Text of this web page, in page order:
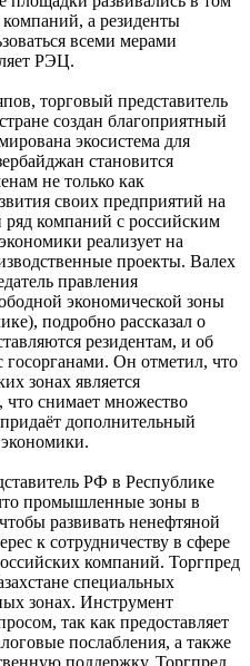
а резиденты
всеми мерами
РЭЦ.
торговый представитель
создан благоприятный
экосистема для
становится
не только как
своих предприятий на
компаний с российским
реализует на
проекты. Валех
правления
экономической зоны
подробно рассказал о
резидентам, и об
госорганами. Он отметил, что
зонах является
снимает множество
дополнительный
РФ в Республике
промышленные зоны в
развивать ненефтяной
к сотрудничеству в сфере
компаний. Торгпред
специальных
зонах. Инструмент
так как предоставляет
послабления, а также
поддержку. Торгпред